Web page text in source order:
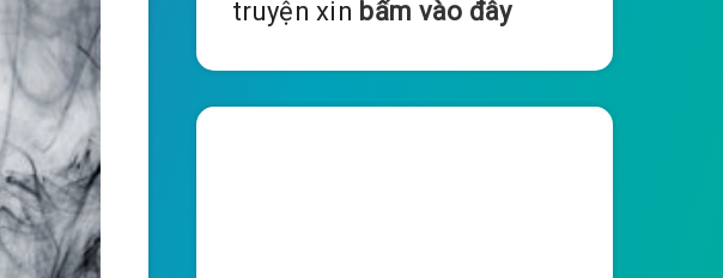
truyện xin bấm vào đây